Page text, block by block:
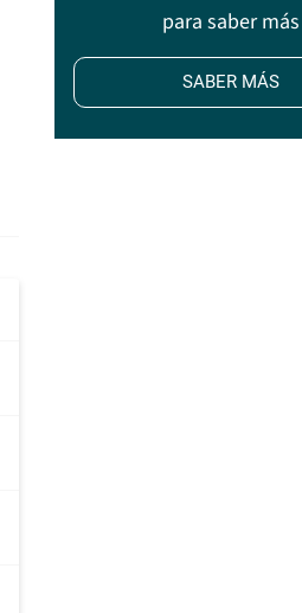
para saber más
SABER MÁS